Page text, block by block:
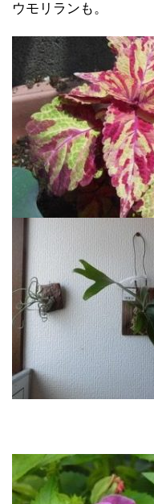
ウモリランも。